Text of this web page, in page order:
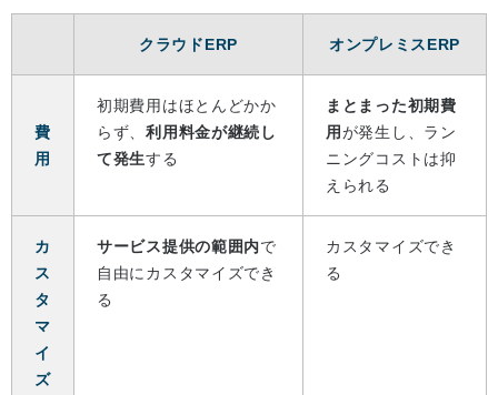
クラウドERP オンプレミスERP
費
用
初期費用はほとんどかか
らず、利用料金が継続し
て発生する
まとまった初期費
用が発生し、ラン
ニングコストは抑
えられる
カ
ス
タ
マ
イ
ズ
サービス提供の範囲内で
自由にカスタマイズでき
る
カスタマイズでき
る